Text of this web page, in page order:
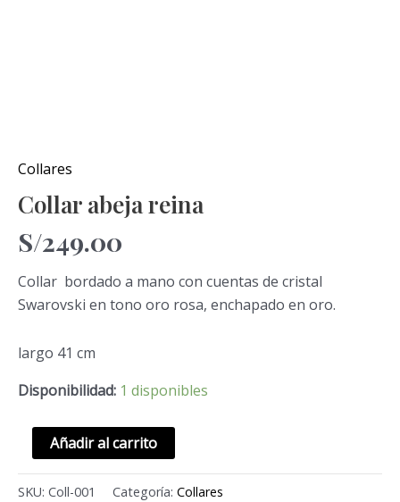
Collares
Collar abeja reina
S/249.00
Collar bordado a mano con cuentas de cristal
Swarovski en tono oro rosa, enchapado en oro.
largo 41 cm
Disponibilidad: 1 disponibles
Añadir al carrito
SKU: Coll-001 Categoría: Collares